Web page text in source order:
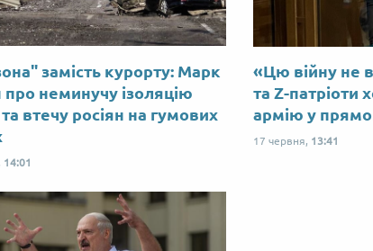
замість курорту: Марк
про неминучу ізоляцію
втечу росіян на гумових
14:01
«Цю війну не
та Z-патріоти
армію у
17 червня, 13:41